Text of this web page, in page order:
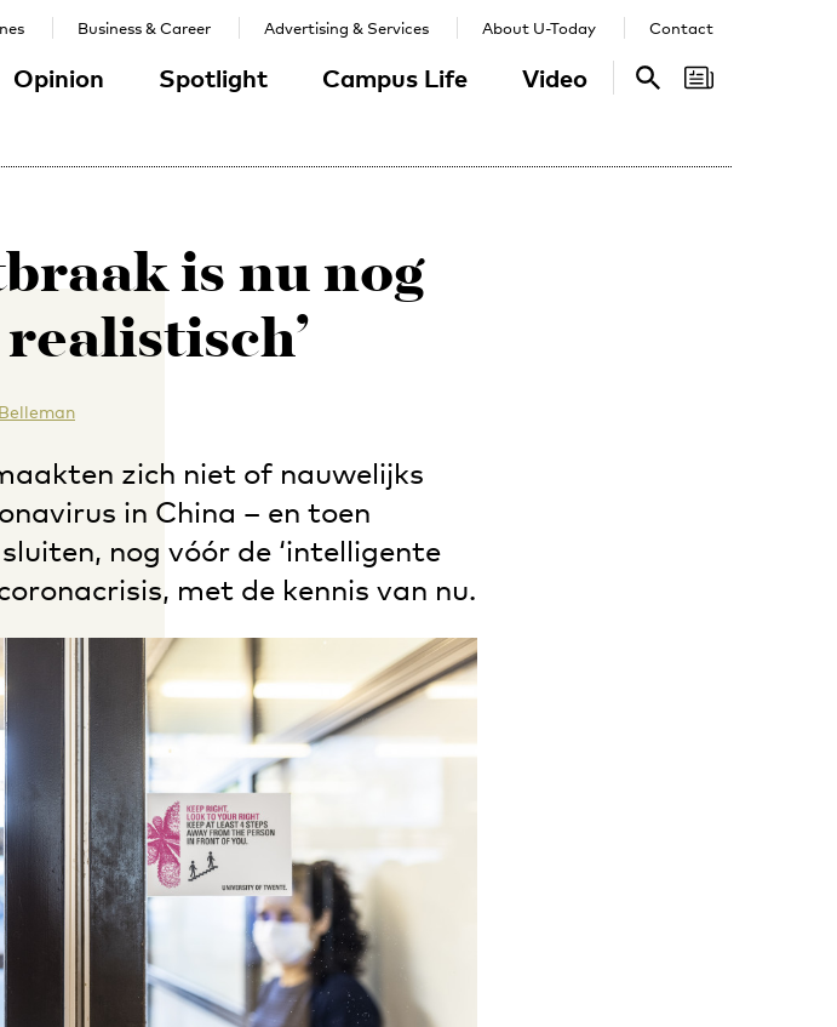
Opinion Spotlight Campus Life Video
Business & Career Advertising & Services About U-Today Contact
Search
is nu nog
zich niet of nauwelijks
in China – en toen
nog vóór de ‘intelligente
met de kennis van nu.